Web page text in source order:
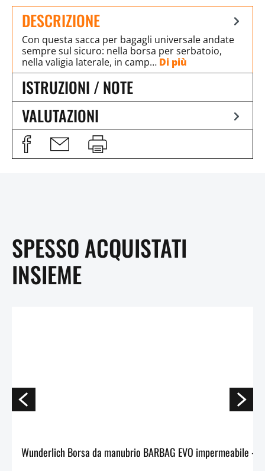
DESCRIZIONE
Con questa sacca per bagagli universale andate
sempre sul sicuro: nella borsa per serbatoio,
nella valigia laterale, in camp… Di più
ISTRUZIONI / NOTE
VALUTAZIONI
SPESSO ACQUISTATI
INSIEME